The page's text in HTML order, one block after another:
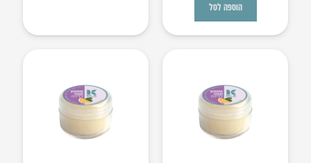
הוספה לסל